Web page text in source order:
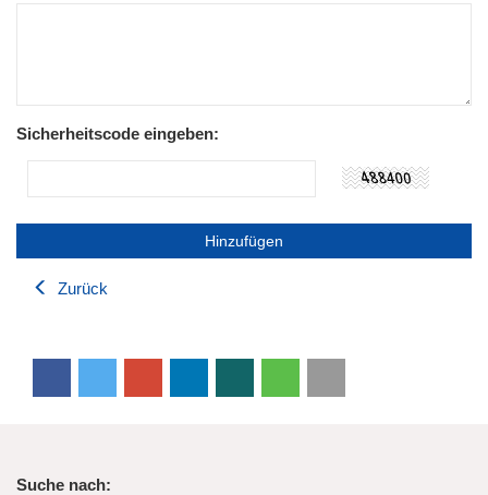
Sicherheitscode eingeben:
Zurück
Suche nach: